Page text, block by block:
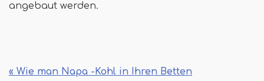
angebaut werden.
« Wie man Napa -Kohl in Ihren Betten